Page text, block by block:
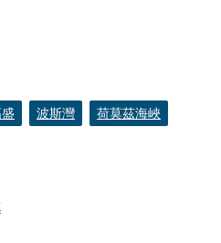
波斯灣 荷莫茲海峽